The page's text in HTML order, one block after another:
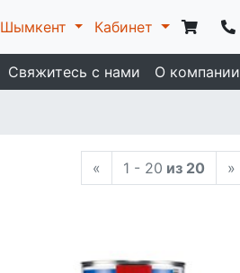
Шымкент Кабинет
Свяжитесь с нами О компании
« 1 - 20 из 20 »